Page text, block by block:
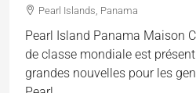
Pearl Islands, Panama
Pearl Island Panama Maison
de classe mondiale est
grandes nouvelles pour les